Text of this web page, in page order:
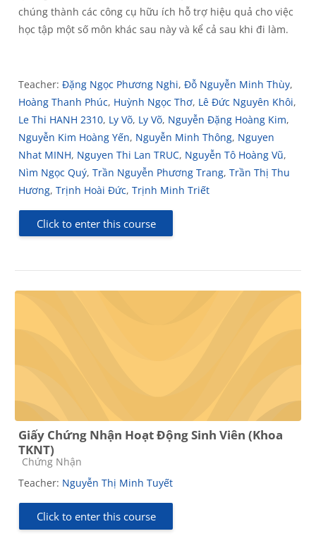
chúng thành các công cụ hữu ích hỗ trợ hiệu quả cho việc
học tập một số môn khác sau này và kể cả sau khi đi làm.
Teacher: Đặng Ngọc Phương Nghi, Đỗ Nguyễn Minh Thùy,
Hoàng Thanh Phúc, Huỳnh Ngọc Thơ, Lê Đức Nguyên Khôi,
Le Thi HANH 2310, Ly Võ, Ly Võ, Nguyễn Đặng Hoàng Kim,
Nguyễn Kim Hoàng Yến, Nguyễn Minh Thông, Nguyen
Nhat MINH, Nguyen Thi Lan TRUC, Nguyễn Tô Hoàng Vũ,
Nìm Ngọc Quý, Trần Nguyễn Phương Trang, Trần Thị Thu
Hương, Trịnh Hoài Đức, Trịnh Minh Triết
Click to enter this course
Giấy Chứng Nhận Hoạt Động Sinh Viên (Khoa
TKNT)
Course category
Chứng Nhận
Teacher: Nguyễn Thị Minh Tuyết
Click to enter this course